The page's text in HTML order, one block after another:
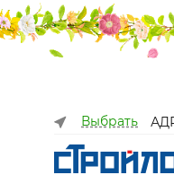
Выбрать